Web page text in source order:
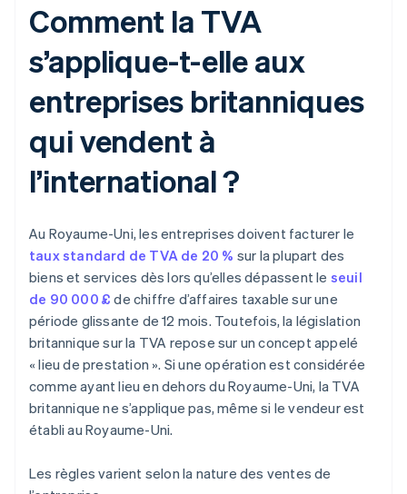
Comment la TVA
s’applique-t-elle aux
entreprises britanniques
qui vendent à
l’international ?
Au Royaume-Uni, les entreprises doivent facturer le
taux standard de TVA de 20 % sur la plupart des
biens et services dès lors qu’elles dépassent le seuil
de 90 000 £ de chiffre d’affaires taxable sur une
période glissante de 12 mois. Toutefois, la législation
britannique sur la TVA repose sur un concept appelé
« lieu de prestation ». Si une opération est considérée
comme ayant lieu en dehors du Royaume-Uni, la TVA
britannique ne s’applique pas, même si le vendeur est
établi au Royaume-Uni.
Les règles varient selon la nature des ventes de